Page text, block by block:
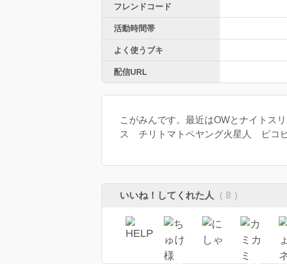
フレンドコード
活動時間帯
よく使うブキ
配信URL
こがみんです。最近はOWとナイトス
ス チリトマトペヤング火星人 ピコ
いいね！してくれた人 （ 8 ）